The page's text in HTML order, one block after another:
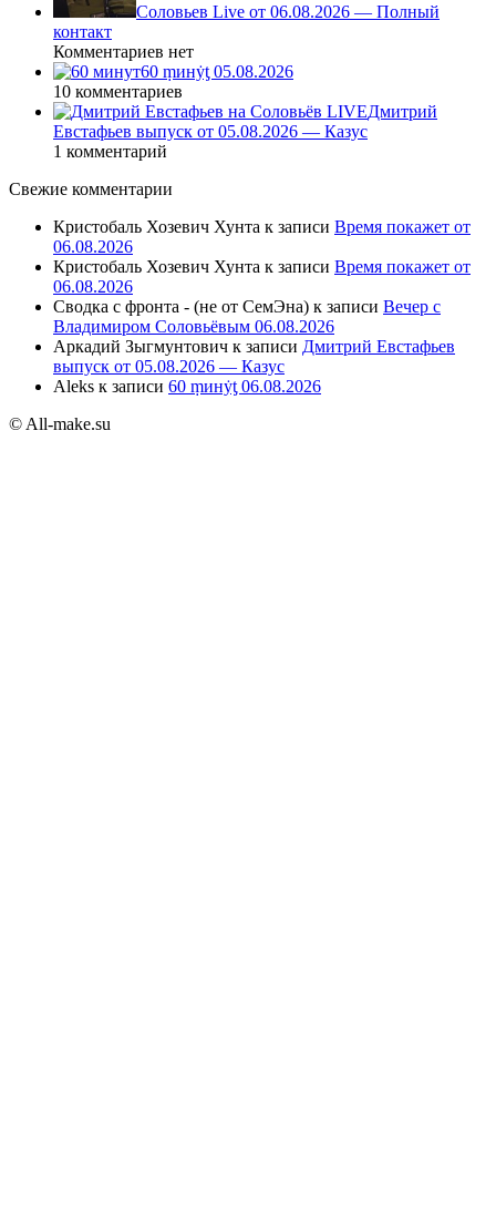
Соловьев Live от 06.08.2026 — Полный
контакт
Комментариев нет
60 ṃинẏƫ 05.08.2026
10 комментариев
Дмитрий
Евстафьев выпуск от 05.08.2026 — Казус
1 комментарий
Свежие комментарии
Кристобаль Хозевич Хунта к записи Время покажет от
06.08.2026
Кристобаль Хозевич Хунта к записи Время покажет от
06.08.2026
Сводка с фронта - (не от СемЭна) к записи Вечер с
Владимиром Соловьёвым 06.08.2026
Аркадий Зыгмунтович к записи Дмитрий Евстафьев
выпуск от 05.08.2026 — Казус
Aleks к записи 60 ṃинẏƫ 06.08.2026
© All-make.su